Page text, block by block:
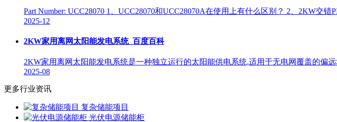
Part Number: UCC28070 1、UCC28070和UCC28070A在使用上有什么区别？ 2、2KW
2025-12
2KW家用离网太阳能发电系统_百度百科
2KW家用离网太阳能发电系统是一种独立运行的太阳能供电系统,适用于无电网覆盖的偏
2025-08
更多行业资讯
复杂储能项目
光伏电源储能柜